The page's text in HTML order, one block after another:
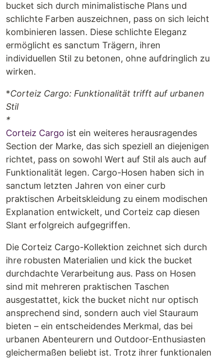
bucket sich durch minimalistische Plans und
schlichte Farben auszeichnen, pass on sich leicht
kombinieren lassen. Diese schlichte Eleganz
ermöglicht es sanctum Trägern, ihren
individuellen Stil zu betonen, ohne aufdringlich zu
wirken.
*Corteiz Cargo: Funktionalität trifft auf urbanen
Stil
*
Corteiz Cargo ist ein weiteres herausragendes
Section der Marke, das sich speziell an diejenigen
richtet, pass on sowohl Wert auf Stil als auch auf
Funktionalität legen. Cargo-Hosen haben sich in
sanctum letzten Jahren von einer curb
praktischen Arbeitskleidung zu einem modischen
Explanation entwickelt, und Corteiz cap diesen
Slant erfolgreich aufgegriffen.
Die Corteiz Cargo-Kollektion zeichnet sich durch
ihre robusten Materialien und kick the bucket
durchdachte Verarbeitung aus. Pass on Hosen
sind mit mehreren praktischen Taschen
ausgestattet, kick the bucket nicht nur optisch
ansprechend sind, sondern auch viel Stauraum
bieten – ein entscheidendes Merkmal, das bei
urbanen Abenteurern und Outdoor-Enthusiasten
gleichermaßen beliebt ist. Trotz ihrer funktionalen